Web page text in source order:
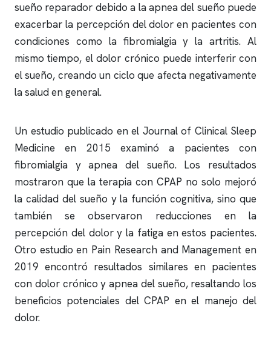
sueño reparador debido a laapnea del sueño puede
exacerbar la percepción del dolor en pacientes con
condiciones como la fibromialgia y la artritis. Al
mismo tiempo, el dolor crónico puede interferir con
el sueño, creando un ciclo que afecta negativamente
la salud en general.
Un estudio publicado en el Journal of Clinical Sleep
Medicine en 2015 examinó a pacientes con
fibromialgia yapnea del sueño. Los resultados
mostraron que la terapia con CPAP no solo mejoró
la calidad del sueño y la función cognitiva, sino que
también se observaron reducciones en la
percepción del dolor y la fatiga en estos pacientes.
Otro estudio en Pain Research and Management en
2019 encontró resultados similares en pacientes
con dolor crónico y apnea del sueño, resaltando los
beneficios potenciales del CPAP en el manejo del
dolor.